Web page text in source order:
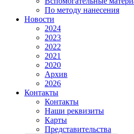
По методу нанесения
Новости
2024
2023
2022
2021
2020
Архив
2026
Контакты
Контакты
Наши реквизиты
Карты
Представительства